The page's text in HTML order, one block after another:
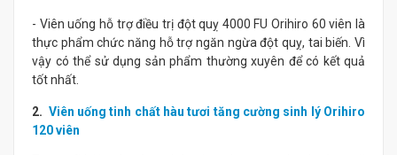
- Viên uống hỗ trợ điều trị đột quỵ 4000 FU Orihiro 60 viên là
thực phẩm chức năng hỗ trợ ngăn ngừa đột quỵ, tai biến. Vì
vậy có thể sử dụng sản phẩm thường xuyên để có kết quả
tốt nhất.
2. Viên uống tinh chất hàu tươi tăng cường sinh lý Orihiro
120 viên